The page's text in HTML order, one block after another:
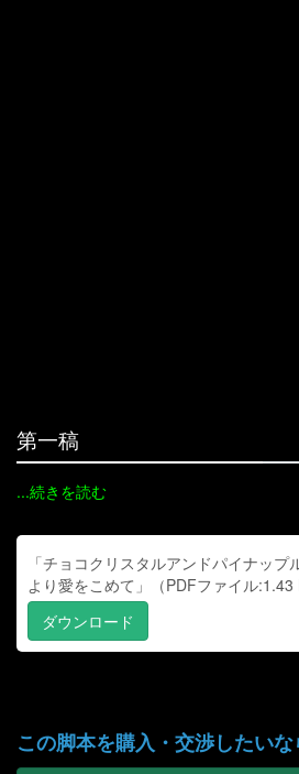
第一稿
...続きを読む
「チョコクリスタルアンドパイナッ
より愛をこめて」（PDFファイル:1.43
ダウンロード
この脚本を購入・交渉したいな